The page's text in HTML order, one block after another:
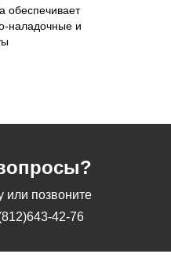
обеспечивает
наладочные и
позвоните
42-76